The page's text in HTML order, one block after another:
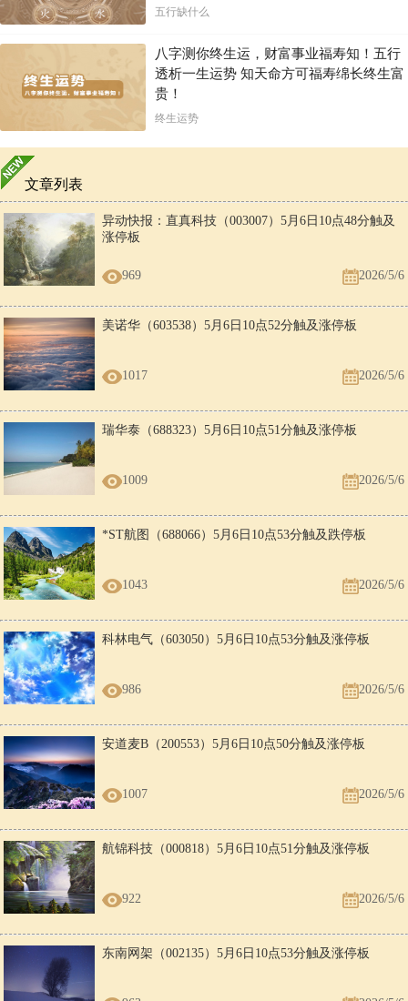
五行缺什么
八字测你终生运，财富事业福寿知！五行
透析一生运势 知天命方可福寿绵长终生富
贵！
终生运势
文章列表
异动快报：直真科技（003007）5月6日10点48分触及
涨停板
969 2026/5/6
美诺华（603538）5月6日10点52分触及涨停板
1017 2026/5/6
瑞华泰（688323）5月6日10点51分触及涨停板
1009 2026/5/6
*ST航图（688066）5月6日10点53分触及跌停板
1043 2026/5/6
科林电气（603050）5月6日10点53分触及涨停板
986 2026/5/6
安道麦B（200553）5月6日10点50分触及涨停板
1007 2026/5/6
航锦科技（000818）5月6日10点51分触及涨停板
922 2026/5/6
东南网架（002135）5月6日10点53分触及涨停板